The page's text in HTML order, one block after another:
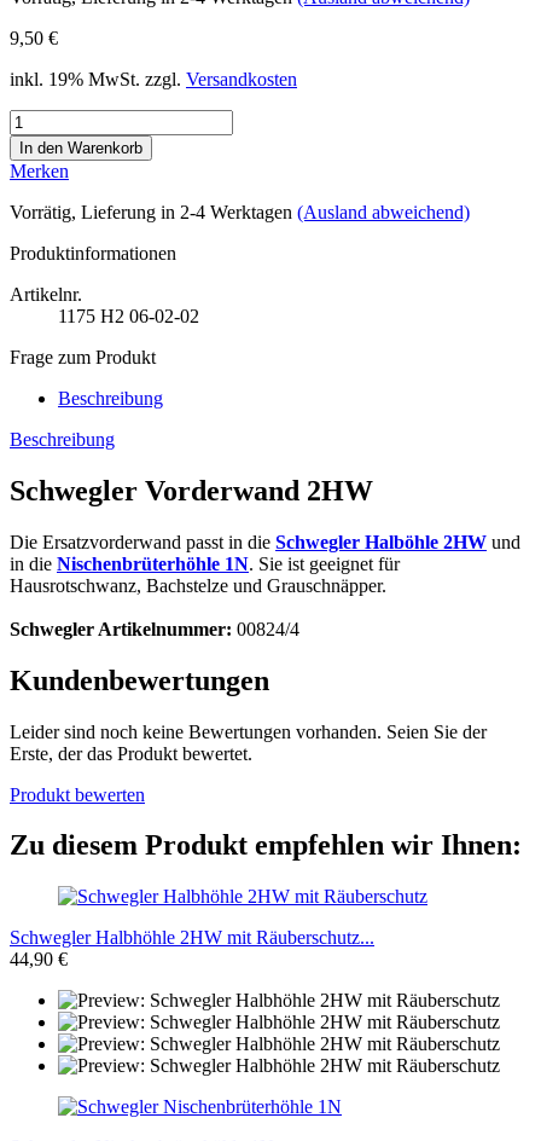
9,50 €
inkl. 19% MwSt. zzgl. Versandkosten
Merken
Vorrätig, Lieferung in 2-4 Werktagen (Ausland abweichend)
Produktinformationen
Artikelnr.
1175 H2 06-02-02
Frage zum Produkt
Beschreibung
Beschreibung
Schwegler Vorderwand 2HW
Die Ersatzvorderwand passt in die Schwegler Halböhle 2HW und
in die Nischenbrüterhöhle 1N. Sie ist geeignet für
Hausrotschwanz, Bachstelze und Grauschnäpper.
Schwegler Artikelnummer: 00824/4
Kundenbewertungen
Leider sind noch keine Bewertungen vorhanden. Seien Sie der
Erste, der das Produkt bewertet.
Produkt bewerten
Zu diesem Produkt empfehlen wir Ihnen:
Schwegler Halbhöhle 2HW mit Räuberschutz...
44,90 €